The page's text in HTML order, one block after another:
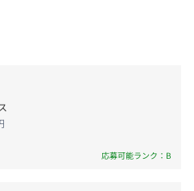
ウェアエンジニアが、開発工
長ができます。当社はこれま
：あり
宿線「新宿三丁目駅」 徒歩6
績）
当、休日勤務手当、通勤手
など
要不可欠なプロジェクト
る環境があります。
応募可能ランク：B